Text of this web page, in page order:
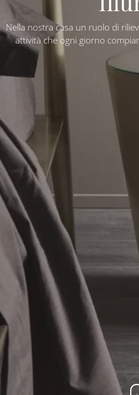
Nella nostra casa un ruolo di
attività che ogni giorno